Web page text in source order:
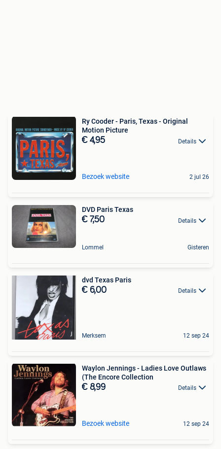
Ry Cooder - Paris, Texas - Original
Motion Picture
€ 4,95 Details
Bezoek website 2 jul 26
DVD Paris Texas
€ 7,50 Details
Lommel Gisteren
dvd Texas Paris
€ 6,00 Details
Merksem 12 sep 24
Waylon Jennings - Ladies Love Outlaws
(The Encore Collection
€ 8,99 Details
Bezoek website 12 sep 24